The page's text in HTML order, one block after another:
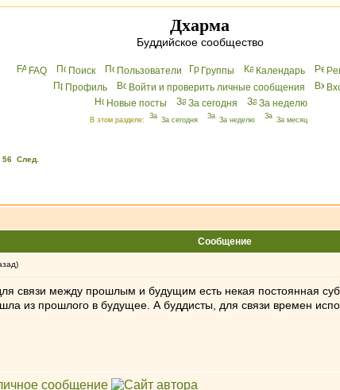
Дхарма
Буддийское сообщество
FAQ Поиск Пользователи Группы Календарь
Профиль
Войти и проверить личные сообщения
Новые посты
За сегодня За неделю
В этом разделе: За сегодня За неделю За месяц
56 След.
Сообщение
связи между прошлым и будущим есть некая постоянная
из прошлого в будущее. А буддисты, для связи времен